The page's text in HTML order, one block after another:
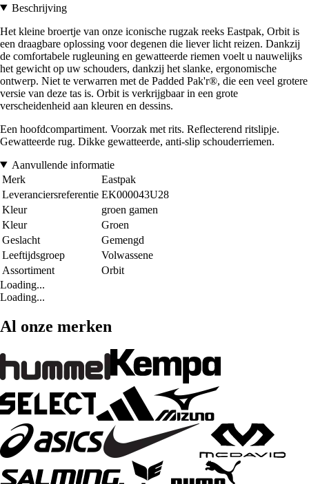
Beschrijving
Het kleine broertje van onze iconische rugzak reeks Eastpak, Orbit is
een draagbare oplossing voor degenen die liever licht reizen. Dankzij
de comfortabele rugleuning en gewatteerde riemen voelt u nauwelijks
het gewicht op uw schouders, dankzij het slanke, ergonomische
ontwerp. Niet te verwarren met de Padded Pak'r®, die een veel grotere
versie van deze tas is. Orbit is verkrijgbaar in een grote
verscheidenheid aan kleuren en dessins.
Een hoofdcompartiment. Voorzak met rits. Reflecterend ritslipje.
Gewatteerde rug. Dikke gewatteerde, anti-slip schouderriemen.
Aanvullende informatie
Merk
Eastpak
Leveranciersreferentie EK000043U28
Kleur
groen gamen
Kleur
Groen
Geslacht
Gemengd
Leeftijdsgroep
Volwassene
Assortiment
Orbit
Loading...
Loading...
Al onze merken